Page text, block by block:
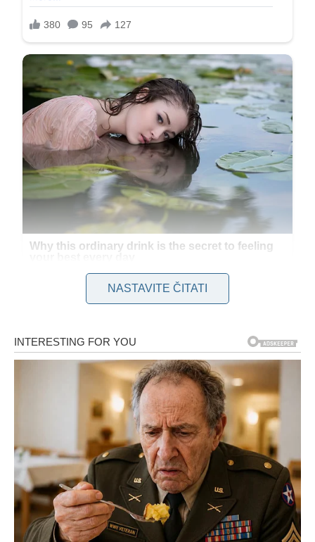
Njena kćerka, kako je objasnila, ostala je gotovo bez
garderobe, pa je zamolila da joj pošalje odjeću o njegovom
trošku. U početku je bio oprezan i pomalo skeptičan, ali
onda je pomislio da je u takvim situacijama teško procijeniti
stvarnu istinu —pa je odlučio poslati paket
. Time je
pokazao da ponekad povjerenje i spremnost na pomoć
vrijede više od sumnji.
Godinu dana kasnije, stiglo je iznenađenje koje je nadmašilo
sva njegova očekivanja. Poštom je primio pažljivo upakiran
paket, a u njemu su se nalazile razne poslastice — orašasti
NASTAVITE ČITATI